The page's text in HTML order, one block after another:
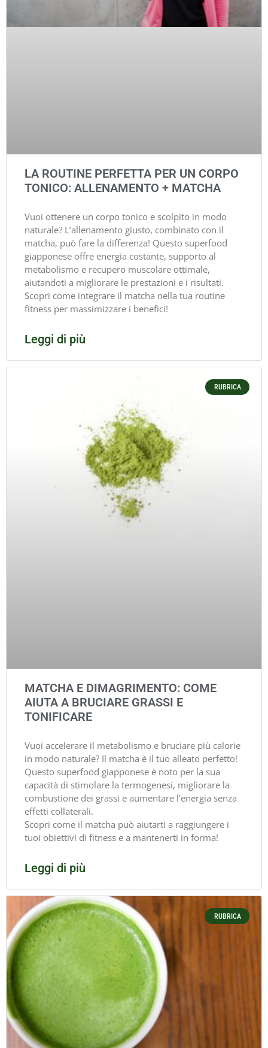
LA ROUTINE PERFETTA PER UN CORPO
TONICO: ALLENAMENTO + MATCHA
Vuoi ottenere un corpo tonico e scolpito in modo
naturale? L’allenamento giusto, combinato con il
matcha, può fare la differenza! Questo superfood
giapponese offre energia costante, supporto al
metabolismo e recupero muscolare ottimale,
aiutandoti a migliorare le prestazioni e i risultati.
Scopri come integrare il matcha nella tua routine
fitness per massimizzare i benefici!
Leggi di più
RUBRICA
MATCHA E DIMAGRIMENTO: COME
AIUTA A BRUCIARE GRASSI E
TONIFICARE
Vuoi accelerare il metabolismo e bruciare più calorie
in modo naturale? Il matcha è il tuo alleato perfetto!
Questo superfood giapponese è noto per la sua
capacità di stimolare la termogenesi, migliorare la
combustione dei grassi e aumentare l’energia senza
effetti collaterali.
Scopri come il matcha può aiutarti a raggiungere i
tuoi obiettivi di fitness e a mantenerti in forma!
Leggi di più
RUBRICA